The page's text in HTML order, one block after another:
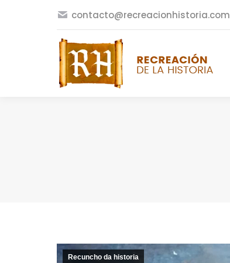
contacto@recreacionhistoria.com
Recuncho da historia